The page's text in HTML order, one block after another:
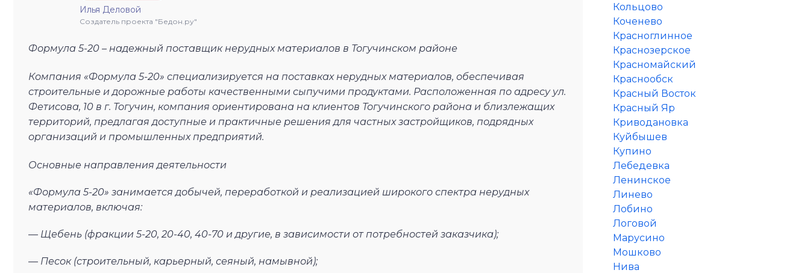
Илья Деловой
Создатель проекта "Бедон.ру"
Формула 5-20 – надежный поставщик нерудных материалов в Тогучинском районе
Компания «Формула 5-20» специализируется на поставках нерудных материалов, обеспечивая
строительные и дорожные работы качественными сыпучими продуктами. Расположенная по адресу ул.
Фетисова, 10 в г. Тогучин, компания ориентирована на клиентов Тогучинского района и близлежащих
территорий, предлагая доступные и практичные решения для частных застройщиков, подрядных
организаций и промышленных предприятий.
Основные направления деятельности
«Формула 5-20» занимается добычей, переработкой и реализацией широкого спектра нерудных
материалов, включая:
— Щебень (фракции 5-20, 20-40, 40-70 и другие, в зависимости от потребностей заказчика);
— Песок (строительный, карьерный, сеяный, намывной);
Кольцово
Коченево
Красноглинное
Краснозерское
Красномайский
Краснообск
Красный Восток
Красный Яр
Криводановка
Куйбышев
Купино
Лебедевка
Ленинское
Линево
Лобино
Логовой
Марусино
Мошково
Нива